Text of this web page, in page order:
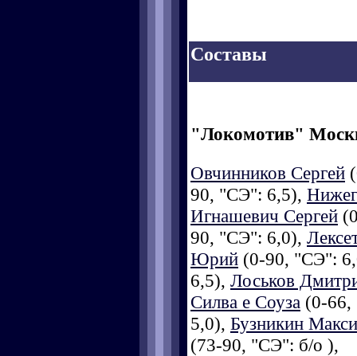
Составы
"Локомотив"
Овчинников Сергей
90, "СЭ": 6,5),
Игнашевич Сергей
90, "СЭ": 6,0),
Юрий (0-90, "СЭ":
6,5), Лоськов
Силва е Соуза (0-
5,0), Бузникин
(73-90, "СЭ": б/о ),